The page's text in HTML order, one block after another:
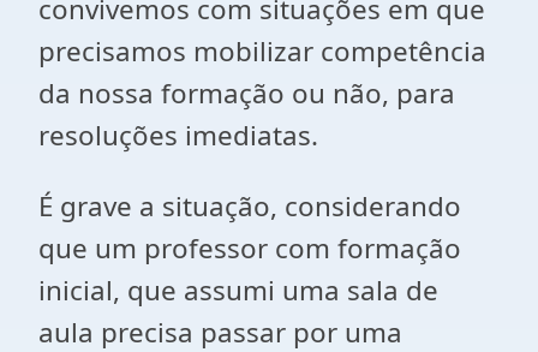
convivemos com situações em que
precisamos mobilizar competência
da nossa formação ou não, para
resoluções imediatas.
É grave a situação, considerando
que um professor com formação
inicial, que assumi uma sala de
aula precisa passar por uma